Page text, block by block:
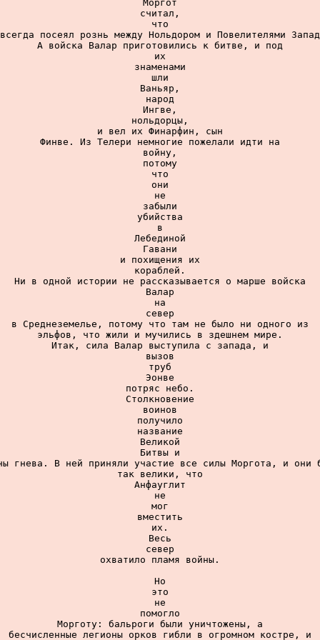
Моргот
считал,
что
посеял рознь между Нольдором и Повелителями
А войска Валар приготовились к битве, и под
их
знаменами
шли
Ваньяр,
народ
Ингве,
нольдорцы,
и вел их Финарфин, сын
Финве. Из Телери немногие пожелали идти на
войну,
потому
что
они
не
забыли
убийства
в
Лебединой
Гавани
и похищения их
кораблей.
Ни в одной истории не рассказывается о марше войска
Валар
на
север
в Среднеземелье, потому что там не было ни одного из
эльфов, что жили и мучились в здешнем мире.
Итак, сила Валар выступила с запада, и
вызов
труб
Эонве
потряс небо.
Столкновение
воинов
получило
название
Великой
Битвы и
гнева. В ней приняли участие все силы Моргота, и они
так велики, что
Анфауглит
не
мог
вместить
их.
Весь
север
охватило пламя войны.
Но
это
не
помогло
Морготу: бальроги были уничтожены, а
бесчисленные легионы орков гибли в огромном костре, и